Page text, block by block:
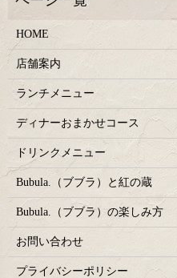
HOME
店舗案内
ランチメニュー
ディナーおまかせコース
ドリンクメニュー
Bubula.（ブブラ）と紅の蔵
Bubula.（ブブラ）の楽しみ方
お問い合わせ
プライバシーポリシー